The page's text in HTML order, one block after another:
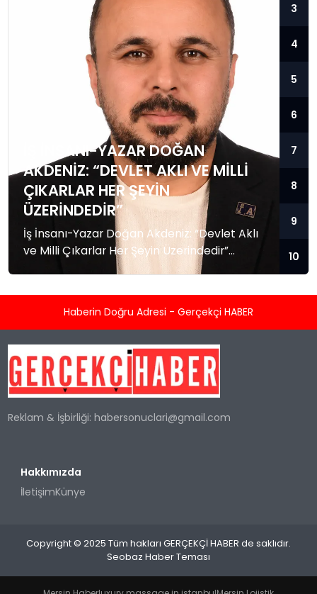
İŞ İNSANI-YAZAR DOĞAN
AKDENIZ: “DEVLET AKLI VE MILLI
ÇIKARLAR HER ŞEYIN
ÜZERINDEDIR”
İş İnsanı-Yazar Doğan Akdeniz: “Devlet Aklı
ve Milli Çıkarlar Her Şeyin Üzerindedir”
Küresel güç dengelerinin hızla değiştiği,
İnsanı ve Yazar Doğan Akdeniz’den kritik
stratejileri ve Mavi Vatan konularındaki
derinlemesine analizleriyle tanınan Akdeniz,
Türkiye’nin geleceğine dair yaptığı
3
4
5
6
7
8
9
10
Haberin Doğru Adresi - Gerçekçi HABER
Reklam & İşbirliği:habersonuclari@gmail.com
Hakkımızda
İletişimKünye
Copyright © 2025 Tüm hakları GERÇEKÇİ HABER de saklıdır.
Seobaz Haber Teması